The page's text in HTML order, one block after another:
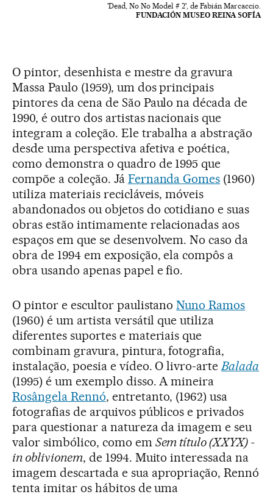
'Dead, No No Model # 2', de Fabián Marcaccio.
FUNDACIÓN MUSEO REINA SOFÍA
O pintor, desenhista e mestre da gravura
Massa Paulo (1959), um dos principais
pintores da cena de São Paulo na década de
1990, é outro dos artistas nacionais que
integram a coleção. Ele trabalha a abstração
desde uma perspectiva afetiva e poética,
como demonstra o quadro de 1995 que
compõe a coleção. Já Fernanda Gomes (1960)
utiliza materiais recicláveis, móveis
abandonados ou objetos do cotidiano e suas
obras estão intimamente relacionadas aos
espaços em que se desenvolvem. No caso da
obra de 1994 em exposição, ela compôs a
obra usando apenas papel e fio.
O pintor e escultor paulistanoNuno Ramos
(1960) é um artista versátil que utiliza
diferentes suportes e materiais que
combinam gravura, pintura, fotografia,
instalação, poesia e vídeo. O livro-arteBalada
(1995) é um exemplo disso. A mineira
Rosângela Rennó, entretanto, (1962) usa
fotografias de arquivos públicos e privados
para questionar a natureza da imagem e seu
valor simbólico, como em Sem título (XXYX) -
in oblivionem, de 1994. Muito interessada na
imagem descartada e sua apropriação, Rennó
tenta imitar os hábitos de uma